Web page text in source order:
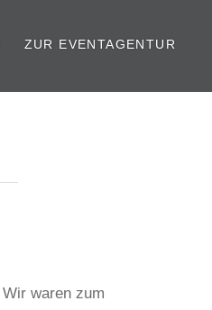
ZUR EVENTAGENTUR
Wir waren zum